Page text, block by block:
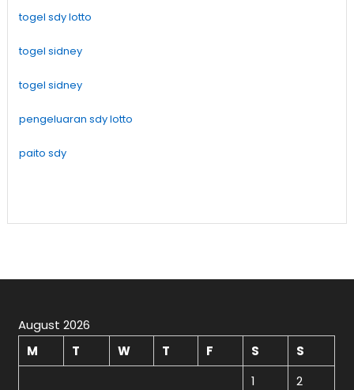
togel sdy lotto
togel sidney
togel sidney
pengeluaran sdy lotto
paito sdy
August 2026
M
T W T F S
S
1
2